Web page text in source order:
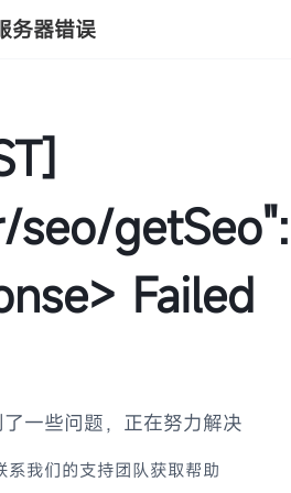
务器错误
getSeo":
Failed
一些问题，正在努力解决
系我们的支持团队获取帮助